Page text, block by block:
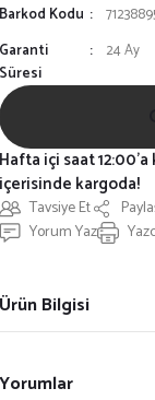
Barkod Kodu
Garanti
Süresi
24 Ay
Tavsiye Et
Yorum Yaz
Hafta içi saat
içerisinde kargoda!
Ürün Bilgisi
Yorumlar